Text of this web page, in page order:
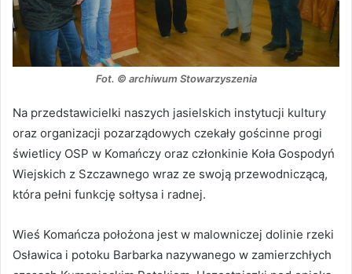
Fot. © archiwum Stowarzyszenia
Na przedstawicielki naszych jasielskich instytucji kultury
oraz organizacji pozarządowych czekały gościnne progi
świetlicy OSP w Komańczy oraz członkinie Koła Gospodyń
Wiejskich z Szczawnego wraz ze swoją przewodniczącą,
która pełni funkcję sołtysa i radnej.
Wieś Komańcza położona jest w malowniczej dolinie rzeki
Osławica i potoku Barbarka nazywanego w zamierzchłych